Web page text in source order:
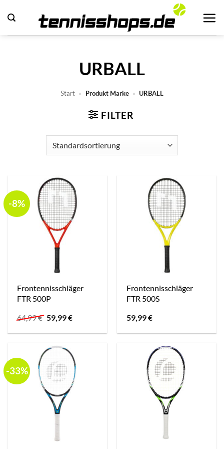
Inhalt
springen
URBALL
Start » Produkt Marke » URBALL
FILTER
-8%
Frontennisschläger
FTR 500P
64,99€ Ursprünglicher
Preis
war:
59,99€Aktueller
ist:
Frontennisschläger
FTR 500S
59,99€
-33%